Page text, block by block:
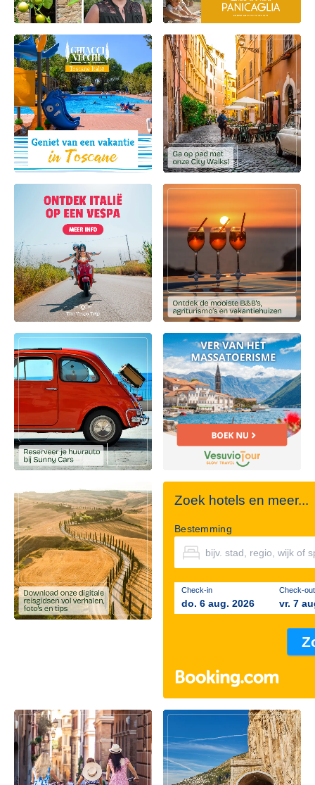
Zoek hotels en meer...
Bestemming
Check-in
do. 6 aug. 2026
Check-out
vr. 7